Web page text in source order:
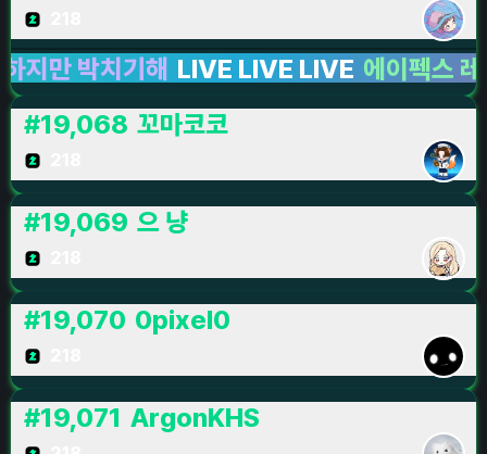
박치기해 LIVE LIVE LIVE 에이펙스 레전드
#19,068 꼬마코코
#19,069 으 냥
#19,070 0pixel0
#19,071 ArgonKHS